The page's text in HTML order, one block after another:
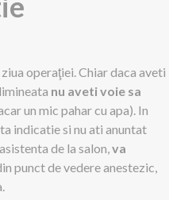
operaţiei. Chiar daca aveti
nu aveti voie sa
un mic pahar cu apa). In
indicatie si nu ati anuntat
de la salon,va
punct de vedere anestezic,